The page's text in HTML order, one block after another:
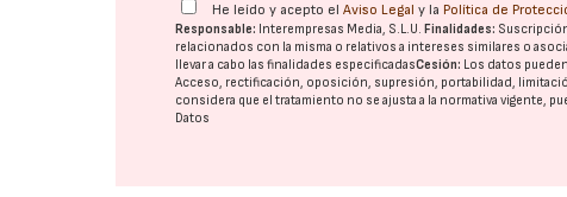
He leído y acepto elAviso Legal y la Política de
Responsable: Interempresas Media, S.L.U. Finalidades:
relacionados con la misma o relativos a intereses similares o
llevar a cabo las finalidades especificadasCesión: Los datos
Acceso, rectificación, oposición, supresión, portabilidad,
considera que el tratamiento no se ajusta a la normativa vigente,
Datos